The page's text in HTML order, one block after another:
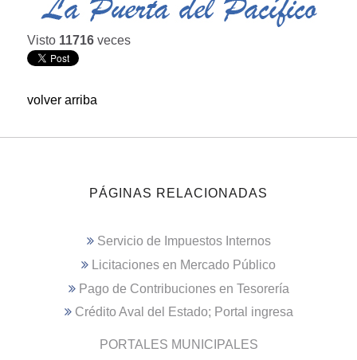
Visto 11716 veces
volver arriba
PÁGINAS RELACIONADAS
Servicio de Impuestos Internos
Licitaciones en Mercado Público
Pago de Contribuciones en Tesorería
Crédito Aval del Estado; Portal ingresa
PORTALES MUNICIPALES